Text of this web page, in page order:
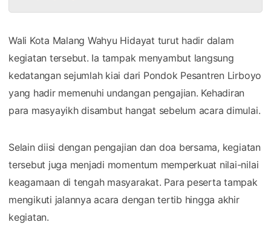
Wali Kota Malang Wahyu Hidayat turut hadir dalam
kegiatan tersebut. Ia tampak menyambut langsung
kedatangan sejumlah kiai dari Pondok Pesantren Lirboyo
yang hadir memenuhi undangan pengajian. Kehadiran
para masyayikh disambut hangat sebelum acara dimulai.
Selain diisi dengan pengajian dan doa bersama, kegiatan
tersebut juga menjadi momentum memperkuat nilai-nilai
keagamaan di tengah masyarakat. Para peserta tampak
mengikuti jalannya acara dengan tertib hingga akhir
kegiatan.